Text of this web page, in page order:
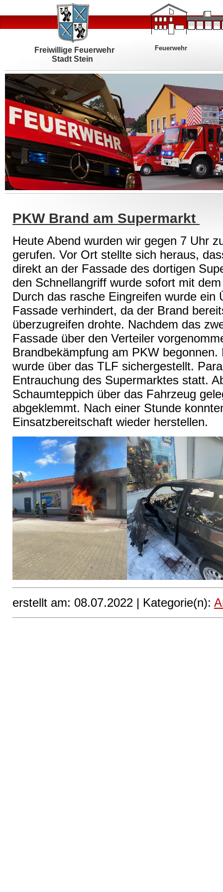
Freiwillige Feuerwehr
Stadt Stein
Feuerwehr
PKW Brand am Supermarkt
Heute Abend wurden wir gegen 7 Uhr
gerufen. Vor Ort stellte sich heraus,
direkt an der Fassade des dortigen
den Schnellangriff wurde sofort mit
Durch das rasche Eingreifen wurde ein
Fassade verhindert, da der Brand
überzugreifen drohte. Nachdem das
Fassade über den Verteiler
Brandbekämpfung am PKW
wurde über das TLF sichergestellt.
Entrauchung des Supermarktes statt.
Schaumteppich über das Fahrzeug
abgeklemmt. Nach einer Stunde
Einsatzbereitschaft wieder herstellen.
erstellt am: 08.07.2022 | Kategorie(n):